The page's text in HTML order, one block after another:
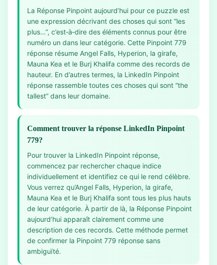
La Réponse Pinpoint aujourd’hui pour ce puzzle est
une expression décrivant des choses qui sont “les
plus…”, c’est‑à‑dire des éléments connus pour être
numéro un dans leur catégorie. Cette Pinpoint 779
réponse résume Angel Falls, Hyperion, la girafe,
Mauna Kea et le Burj Khalifa comme des records de
hauteur. En d’autres termes, la LinkedIn Pinpoint
réponse rassemble toutes ces choses qui sont “the
tallest” dans leur domaine.
Comment trouver la réponse LinkedIn Pinpoint
779?
Pour trouver la LinkedIn Pinpoint réponse,
commencez par rechercher chaque indice
individuellement et identifiez ce qui le rend célèbre.
Vous verrez qu’Angel Falls, Hyperion, la girafe,
Mauna Kea et le Burj Khalifa sont tous les plus hauts
de leur catégorie. À partir de là, la Réponse Pinpoint
aujourd’hui apparaît clairement comme une
description de ces records. Cette méthode permet
de confirmer la Pinpoint 779 réponse sans
ambiguïté.